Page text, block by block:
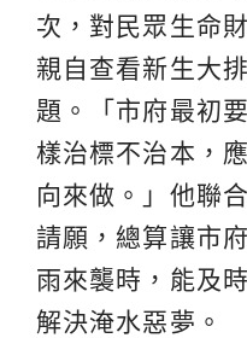
次，對民眾生命
親自查看新生大
題。「市府最初
樣治標不治本，
向來做。」他聯
請願，總算讓市
雨來襲時，能及
解決淹水惡夢。